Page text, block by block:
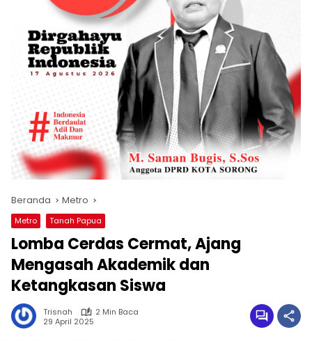
Beranda Metro
Metro Tanah Papua
Lomba Cerdas Cermat, Ajang
Mengasah Akademik dan
Ketangkasan Siswa
Trisnah
2 Min Baca
29 April 2025